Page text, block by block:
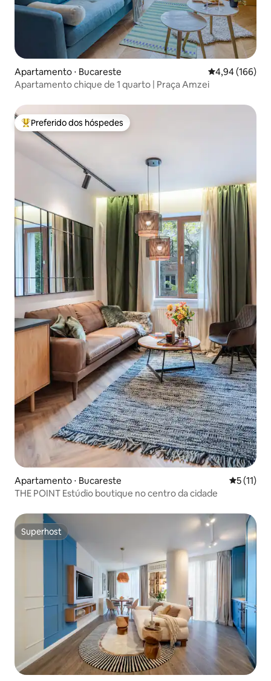
Apartamento ⋅ Bucareste 4,94 de uma
4,94 (166)
Apartamento chique de 1 quarto | Praça Amzei
Entre os melhores preferidos dos hóspedes
Preferido dos hóspedes
Apartamento ⋅ Bucareste 5 de uma
5 (11)
THE POINT Estúdio boutique no centro da cidade
Superhost
Superhost